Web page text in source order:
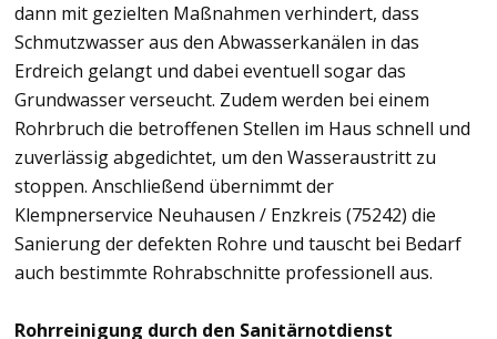
dann mit gezielten Maßnahmen verhindert, dass
Schmutzwasser aus den Abwasserkanälen in das
Erdreich gelangt und dabei eventuell sogar das
Grundwasser verseucht. Zudem werden bei einem
Rohrbruch die betroffenen Stellen im Haus schnell und
zuverlässig abgedichtet, um den Wasseraustritt zu
stoppen. Anschließend übernimmt der
Klempnerservice Neuhausen / Enzkreis (75242) die
Sanierung der defekten Rohre und tauscht bei Bedarf
auch bestimmte Rohrabschnitte professionell aus.
Rohrreinigung durch den Sanitärnotdienst